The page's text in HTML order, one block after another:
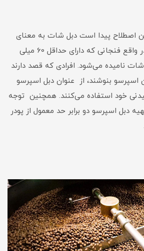
اصطلاح پیدا است دبل شات به معنای
دو برابر شات می‌باشد.در واقع فنجانی که دارای حداقل 60 میلی
نامیده می‌شود. افرادی که قصد دارند
اسپرسو بنوشند، از عنوان دبل اسپرسو
خود استفاده می‌کنند. همچنین توجه
دبل اسپرسو دو برابر حد معمول از پودر